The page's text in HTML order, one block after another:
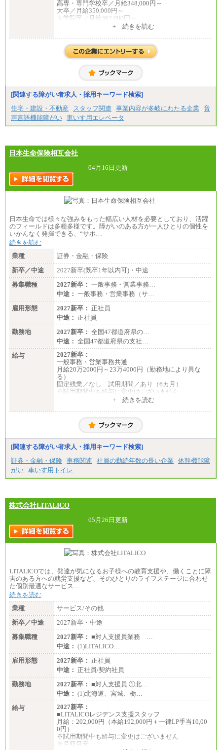
高専・専門学校卒／月給348,000円～
大卒／月給350,000円～
大学院卒／月給362,000円～
[地域社員]月給295,000円～
【正社員】
[全国社員]月給348,000円～
[地域社員]月給295,000円～
【契約社員】月給200,000円～
+ 続きを読む
[関連する障がい者求人・採用キーワード検索]
住宅・建設・不動産
スタッフ関連 事業内容が多岐にわたる企業
音
声言語機能障がい 車いす用エレベータ
日本生命保険相互会社
04月16日更新
日本生命では様々な強みをもった幅広い人材を必要としており、活躍
のフィールドは多種多様です。障がいのある方が一人ひとりの個性を
いかんなく発揮できる、“サポ…
続きを読む
業種
証券・金融・保険
新卒／中途
2027新卒(既卒1年以内可)・中途
募集職種
2027新卒： 一般事務・営業事務…
中途： 一般事務・営業事務（サ…
雇用形態
2027新卒： 正社員
中途： 正社員
勤務地
2027新卒： 全国47都道府県の…
中途： 全国47都道府県の支社…
給与
2027新卒：
一般事務・営業事務共通
月給20万2000円～23万4000円（勤務地により異な
る）
固定残業／なし 試用期間／あり（6カ月）
※試用期間中も給与に変更はございません
月給20万2000円～23万4000円（勤務地により異な
固定残業／なし 試用期間／あり（6か月）
+ 続きを読む
[関連する障がい者求人・採用キーワード検索]
証券・金融・保険 事務関連 社員の勤続年数の長い企業
体幹機能障
がい 車いす用トイレ
株式会社LITALICO
05月26日更新
LITALICOでは、発達が気になるお子様への教育支援や、働くことに障
害のある方への就労支援など、そのひとりのライフステージに合わせ
た個別最適なサービス…
続きを読む
業種
サービス/その他
新卒／中途
2027新卒・中途
募集職種
2027新卒： ■対人支援員業務 …
中途： (1)LITALICO…
雇用形態
2027新卒： 正社員
中途： 正社員/契約社員
勤務地
2027新卒： ■対人支援員 ①北…
中途： (1)北海道、宮城、栃…
給与
2027新卒：
■LITALICOレジデンス支援スタッフ
月給：202,000円（本給192,000円＋一律LP手当10,00
0円）
※試用期間中も給与に変更はございません
※月収目安